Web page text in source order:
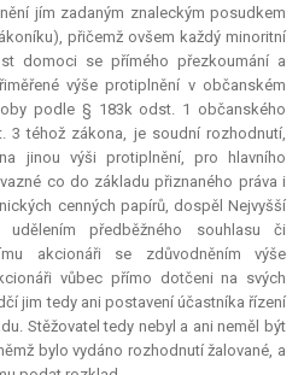
jím zadaným znaleckým posudkem
přičemž ovšem každý minoritní
domoci se přímého přezkoumání a
výše protiplnění v občanském
podle § 183k odst. 1 občanského
3 téhož zákona, je soudní rozhodnutí,
jinou výši protiplnění, pro hlavního
co do základu přiznaného práva i
cenných papírů, dospěl Nejvyšší
předběžného souhlasu či
akcionáři se zdůvodněním výše
vůbec přímo dotčeni na svých
jim tedy ani postavení účastníka řízení
Stěžovatel tedy nebyl a ani neměl být
bylo vydáno rozhodnutí žalované, a